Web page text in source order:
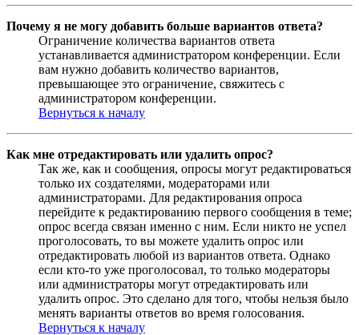
Почему я не могу добавить больше вариантов ответа?
Ограничение количества вариантов ответа
устанавливается администратором конференции. Если
вам нужно добавить количество вариантов,
превышающее это ограничение, свяжитесь с
администратором конференции.
Вернуться к началу
Как мне отредактировать или удалить опрос?
Так же, как и сообщения, опросы могут редактироваться
только их создателями, модераторами или
администраторами. Для редактирования опроса
перейдите к редактированию первого сообщения в теме;
опрос всегда связан именно с ним. Если никто не успел
проголосовать, то вы можете удалить опрос или
отредактировать любой из вариантов ответа. Однако
если кто-то уже проголосовал, то только модераторы
или администраторы могут отредактировать или
удалить опрос. Это сделано для того, чтобы нельзя было
менять варианты ответов во время голосования.
Вернуться к началу